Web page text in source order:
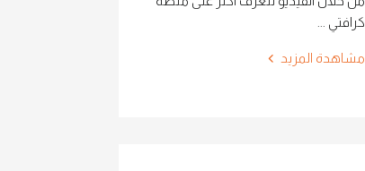
كرافتي ...
مشاهدة المزيد